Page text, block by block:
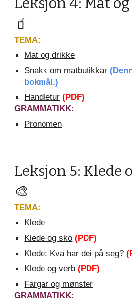
Leksjon 4: Mat
🧃
TEMA:
Mat og drikke
Snakk om matbutikkar
bokmål.)
Handletur (PDF)
GRAMMATIKK:
Pronomen
Leksjon 5: Klede
🎨
TEMA:
Klede
Klede og sko (PDF)
Klede: Kva har dei på seg?
Klede og verb (PDF)
Fargar og mønster
GRAMMATIKK: